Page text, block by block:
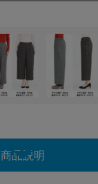
商品説明